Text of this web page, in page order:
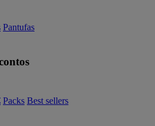
Pantufas
Packs Best sellers